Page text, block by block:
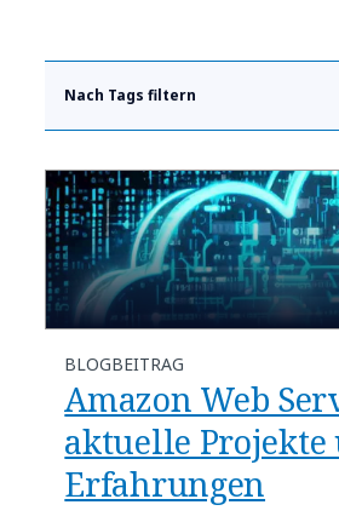
Nach Tags filtern
BLOGBEITRAG
Amazon Web
aktuelle Projekte
Erfahrungen